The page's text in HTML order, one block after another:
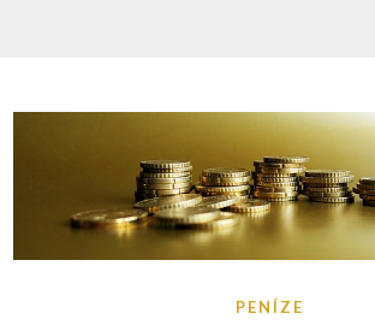
PENÍZE